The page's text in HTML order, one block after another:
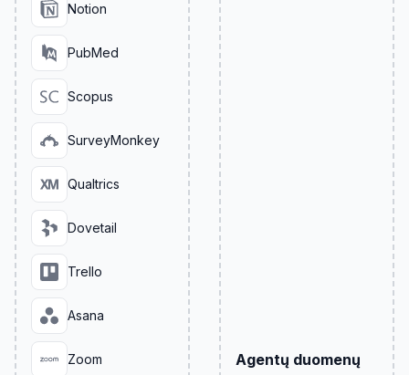
Notion
PubMed
Scopus
SurveyMonkey
Qualtrics
Dovetail
Trello
Asana
Zoom
Agentų duomenų